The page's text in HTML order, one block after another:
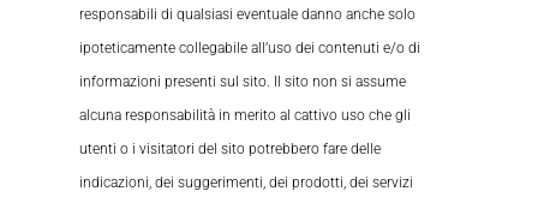
responsabili di qualsiasi eventuale danno anche solo
ipoteticamente collegabile all’uso dei contenuti e/o di
informazioni presenti sul sito. Il sito non si assume
alcuna responsabilità in merito al cattivo uso che gli
utenti o i visitatori del sito potrebbero fare delle
indicazioni, dei suggerimenti, dei prodotti, dei servizi